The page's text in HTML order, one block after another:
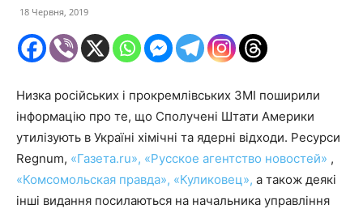
18 Червня, 2019
Низка російських і прокремлівських ЗМІ поширили
інформацію про те, що Сполучені Штати Америки
утилізують в Україні хімічні та ядерні відходи. Ресурси
Regnum, «Газета.ru», «Русское агентство новостей» ,
«Комсомольская правда», «Куликовец», а також деякі
інші видання посилаються на начальника управління